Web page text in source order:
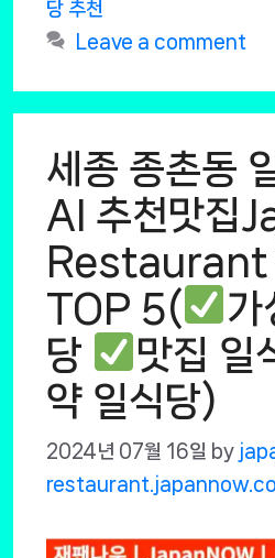
당 추천
Leave a comment
세종 종촌동
AI 추천맛집
Restaurant
TOP 5(
가
당
맛집 일
약 일식당)
2024년 07월 16일 by